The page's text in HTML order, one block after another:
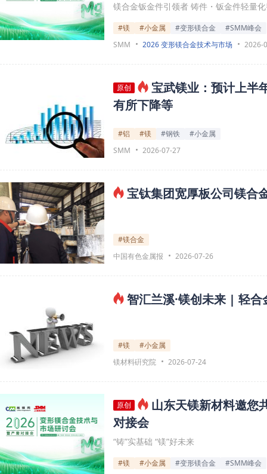
镁合金钣金件引领者 铸件・钣金件轻量
#镁 #小金属 #变形镁合金
#SMM峰会
SMM
2026 变形镁合金技术与市场 2026-
原创
宝武镁业：预计上半
有所下降等
#铝 #镁 #钢铁
#小金属
SMM
2026-07-27
宝钛集团宽厚板公司镁合
#镁合金
中国有色金属报
2026-07-26
智汇兰溪·镁创未来 | 轻
#镁
#小金属
镁材料硏究院
2026-07-24
原创
山东天镁新材料邀您
对接会
“铸”实基础 “镁”好未来
#镁 #小金属 #变形镁合金
#SMM峰会